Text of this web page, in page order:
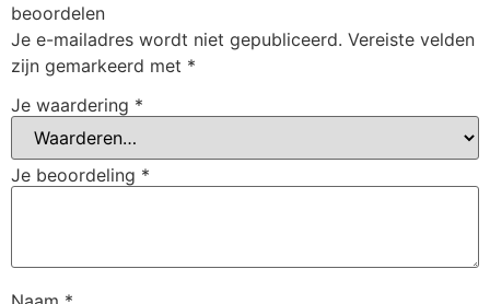
beoordelen
Je e-mailadres wordt niet gepubliceerd. Vereiste velden
zijn gemarkeerd met *
Je waardering *
Je beoordeling *